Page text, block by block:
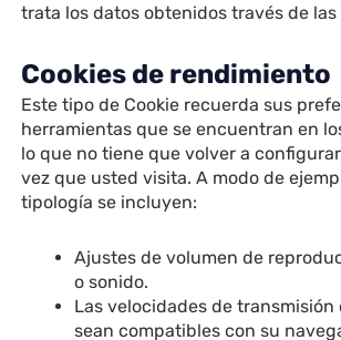
trata los datos obtenidos través de las
Cookies de rendimiento
Este tipo de Cookie recuerda sus
herramientas que se encuentran en
lo que no tiene que volver a
vez que usted visita. A modo de
tipología se incluyen:
Ajustes de volumen de
o sonido.
Las velocidades de transmisión
sean compatibles con su